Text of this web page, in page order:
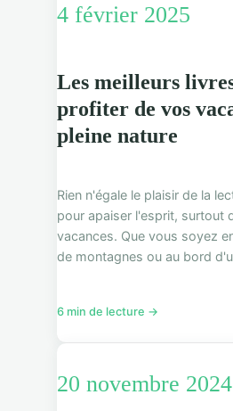
4 février 2025
Les meilleurs
profiter de vos
pleine nature
Rien n'égale le plaisir de la
pour apaiser l'esprit, surtout
vacances. Que vous soyez
de montagnes ou au bord
6 min de lecture →
20 novembre 2024